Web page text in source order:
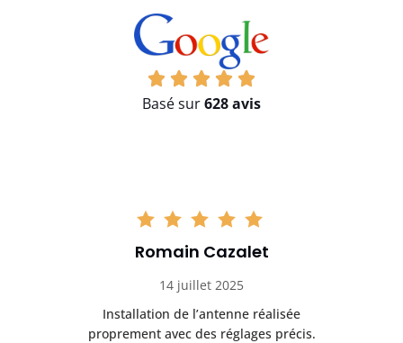
Basé sur628 avis
Romain Cazalet
14 juillet 2025
Installation de l’antenne réalisée
proprement avec des réglages précis.